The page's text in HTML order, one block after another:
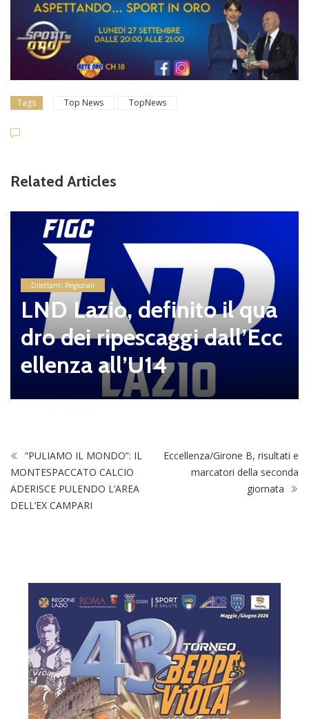
Tags Top News TopNews
Related Articles
Dilettanti Regionali
LND Lazio, definito il qua
dro dei ripescaggi dall’Ecc
ellenza all’U14
“PULIAMO IL MONDO”: IL
MONTESPACCATO CALCIO
ADERISCE PULENDO L’AREA
DELL’EX CAMPARI
Eccellenza/Girone B, risultati e
marcatori della seconda
giornata